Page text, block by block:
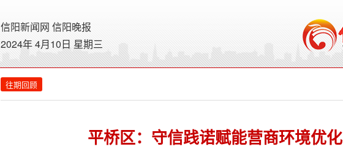
信阳新闻网 信阳晚报
2024年 4月10日 星期三
往期回顾
平桥区：守信践诺赋能营商环境优化